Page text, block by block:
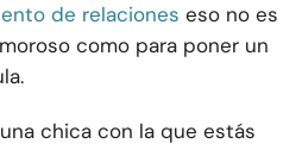
de relaciones eso no es
como para poner un
chica con la que estás